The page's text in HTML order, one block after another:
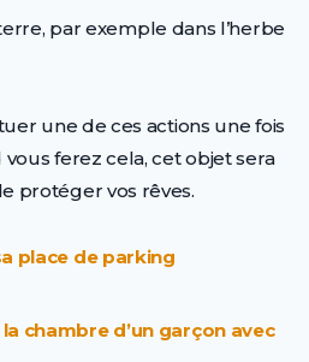
par exemple dans l’herbe
une de ces actions une fois
ferez cela, cet objet sera
protéger vos rêves.
place de parking
chambre d’un garçon avec